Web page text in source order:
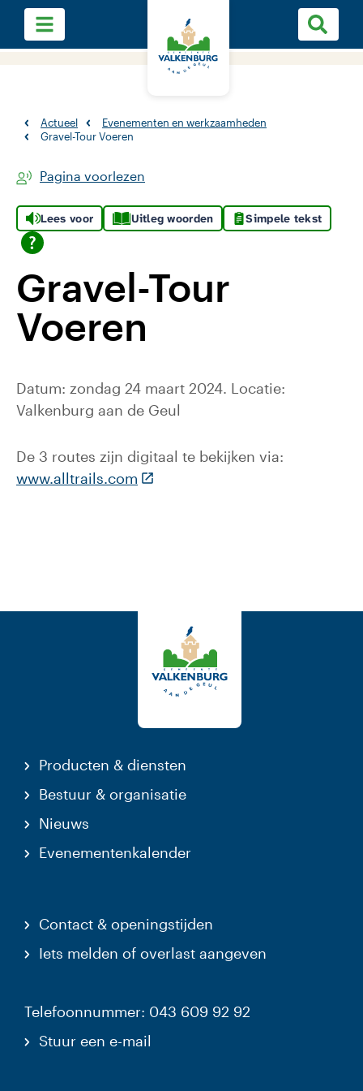
Actueel
Evenementen en werkzaamheden
Gravel-Tour Voeren
Pagina voorlezen
Lees voor Uitleg woorden Simpele tekst
Gravel-Tour
Voeren
Datum: zondag 24 maart 2024. Locatie:
Valkenburg aan de Geul
De 3 routes zijn digitaal te bekijken via:
www.alltrails.com (Deze link gaat naar een
Producten & diensten
Bestuur & organisatie
Nieuws
Evenementenkalender
Contact & openingstijden
Iets melden of overlast aangeven
Telefoonnummer: 043 609 92 92
Stuur een e-mail